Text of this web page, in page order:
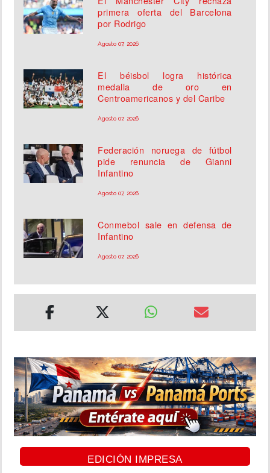
primera oferta del Barcelona
por Rodrigo
Agosto 07, 2026
El béisbol logra histórica
medalla de oro en
Centroamericanos y del Caribe
Agosto 07, 2026
Federación noruega de fútbol
pide renuncia de Gianni
Infantino
Agosto 07, 2026
Conmebol sale en defensa de
Infantino
Agosto 07, 2026
EDICIÓN IMPRESA